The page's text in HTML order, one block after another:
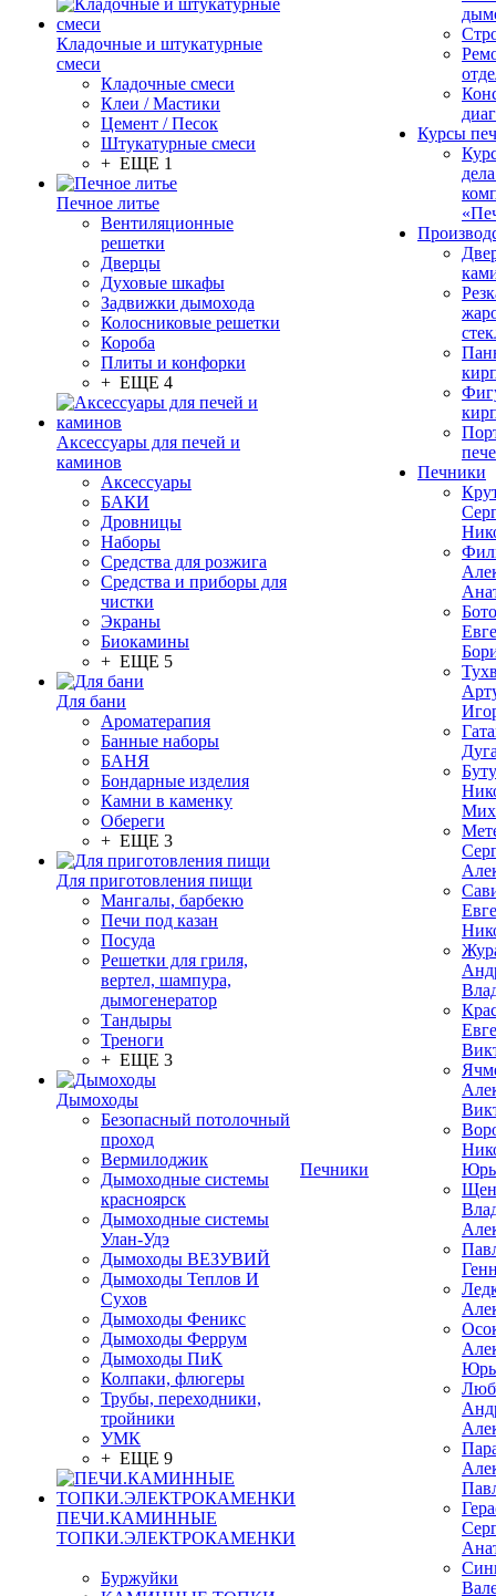
Кладочные и штукатурные
смеси
Кладочные смеси
Клеи / Мастики
Цемент / Песок
Штукатурные смеси
+ ЕЩЕ 1
Печное литье
Вентиляционные
решетки
Дверцы
Духовые шкафы
Задвижки дымохода
Колосниковые решетки
Короба
Плиты и конфорки
+ ЕЩЕ 4
Аксессуары для печей и
каминов
Аксессуары
БАКИ
Дровницы
Наборы
Средства для розжига
Средства и приборы для
чистки
Экраны
Биокамины
+ ЕЩЕ 5
Для бани
Ароматерапия
Банные наборы
БАНЯ
Бондарные изделия
Камни в каменку
Обереги
+ ЕЩЕ 3
Для приготовления пищи
Мангалы, барбекю
Печи под казан
Посуда
Решетки для гриля,
вертел, шампура,
дымогенератор
Тандыры
Треноги
+ ЕЩЕ 3
Дымоходы
Безопасный потолочный
проход
Вермилоджик
Дымоходные системы
красноярск
Дымоходные системы
Улан-Удэ
Дымоходы ВЕЗУВИЙ
Дымоходы Теплов И
Сухов
Дымоходы Феникс
Дымоходы Феррум
Дымоходы ПиК
Колпаки, флюгеры
Трубы, переходники,
тройники
УМК
+ ЕЩЕ 9
ПЕЧИ.КАМИННЫЕ
ТОПКИ.ЭЛЕКТРОКАМЕНКИ
Буржуйки
Печники
Курсы
Печники